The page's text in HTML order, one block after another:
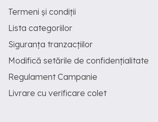
Termeni și condiții
Lista categoriilor
Siguranța tranzacțiilor
Modifică setările de confidențialitate
Regulament Campanie
Livrare cu verificare colet